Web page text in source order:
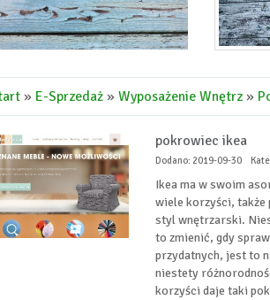
» E-Sprzedaż » Wyposażenie Wnętrz »
pokrowiec ikea
Dodano: 2019-09-30
Ikea ma w swoim
wiele korzyści, także
styl wnętrzarski.
to zmienić, gdy
przydatnych, jest to
niestety
korzyści daje taki